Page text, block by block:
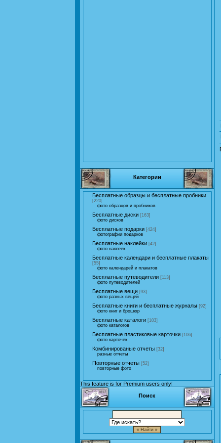
Категории
Бесплатные образцы и бесплатные пробники
[220]
фото образцов и пробников
Бесплатные диски [163]
фото дисков
Бесплатные подарки [424]
фотографии подарков
Бесплатные наклейки [42]
фото наклеек
Бесплатные календари и бесплатные плакаты
[55]
фото календарей и плакатов
Бесплатные путеводители [113]
фото путеводителей
Бесплатные вещи [93]
фото разных вещей
Бесплатные книги и бесплатные журналы [92]
фото книг и брошюр
Бесплатные каталоги [103]
фото каталогов
Бесплатные пластиковые карточки [106]
фото карточек
Комбинированые отчеты [32]
разные отчеты
Повторные отчеты [52]
повторные фото
This feature is for Premium users only!
Поиск